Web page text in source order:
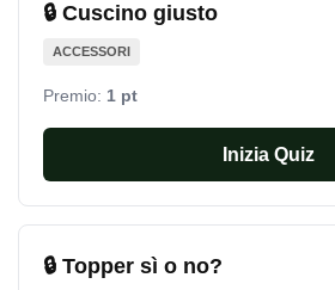
🔒 Cuscino giusto
ACCESSORI
Premio: 1 pt
Inizia Quiz
🔒 Topper sì o no?